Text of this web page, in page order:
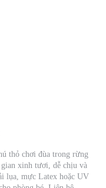
thỏ chơi đùa trong rừng
xinh tươi, dễ chịu và
lụa, mực Latex hoặc UV